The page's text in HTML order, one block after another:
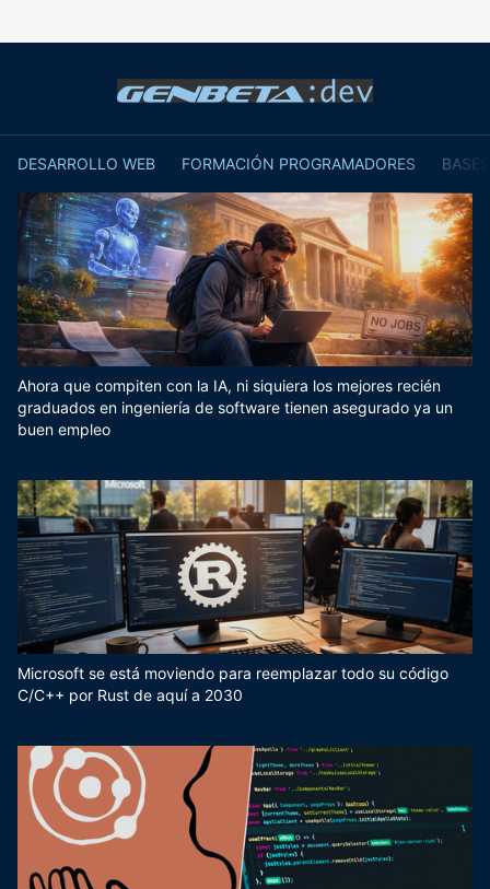
DESARROLLO WEB FORMACIÓN PROGRAMADORES
Ahora que compiten con la IA, ni siquiera los mejores recién
graduados en ingeniería de software tienen asegurado ya un
buen empleo
Microsoft se está moviendo para reemplazar todo su código
C/C++ por Rust de aquí a 2030